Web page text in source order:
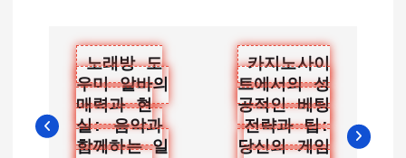
글
색
노래방 도
우미 알바의
매력과 현
실: 음악과
함께하는 일
카지노사이
트에서의 성
공적인 베팅
전략과 팁:
당신의 게임